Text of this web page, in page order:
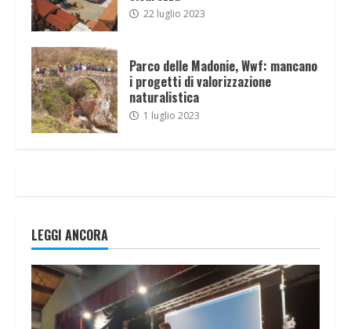
22 luglio 2023
Parco delle Madonie, Wwf: mancano
i progetti di valorizzazione
naturalistica
1 luglio 2023
LEGGI ANCORA